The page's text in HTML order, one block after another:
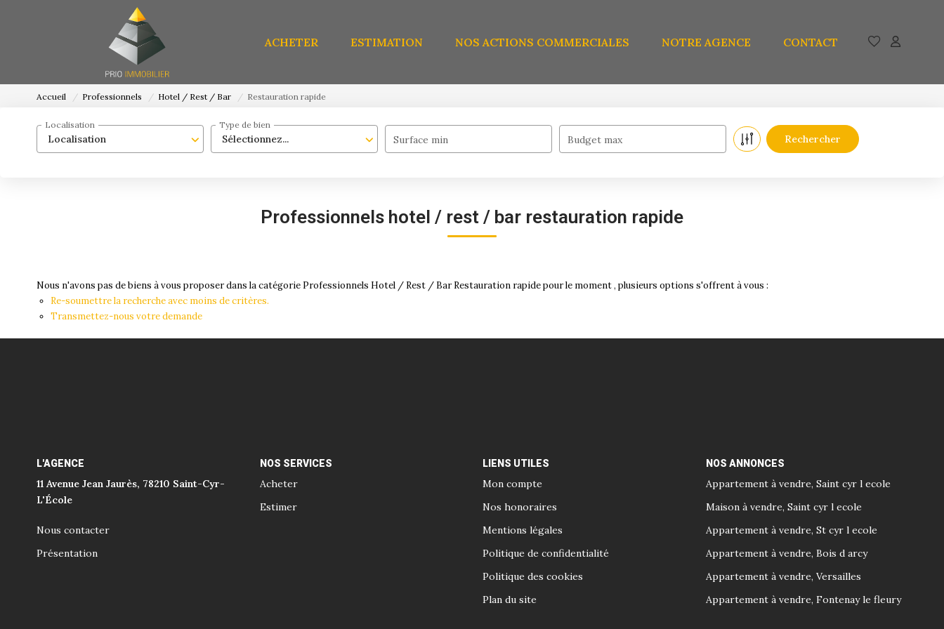
ACHETER ESTIMATION NOS ACTIONS COMMERCIALES NOTRE AGENCE CONTACT
Accueil Professionnels Hotel / Rest / Bar Restauration rapide
Localisation
Localisation
Sélectionnez...
Type de bien
Surface min Budget max
Professionnels hotel / rest / bar restauration rapide
Nous n'avons pas de biens à vous proposer dans la catégorie Professionnels Hotel / Rest / Bar Restauration rapide pour le moment , plusieurs options s'offrent à vous :
Re-soumettre la recherche avec moins de critères.
Transmettez-nous votre demande
L'AGENCE
11 Avenue Jean Jaurès, 78210 Saint-Cyr-
L'École
Nous contacter
Présentation
NOS SERVICES
Acheter
Estimer
LIENS UTILES
Mon compte
Nos honoraires
Mentions légales
Politique de confidentialité
Politique des cookies
Plan du site
NOS ANNONCES
Appartement à vendre, Saint cyr l ecole
Maison à vendre, Saint cyr l ecole
Appartement à vendre, St cyr l ecole
Appartement à vendre, Bois d arcy
Appartement à vendre, Versailles
Appartement à vendre, Fontenay le fleury